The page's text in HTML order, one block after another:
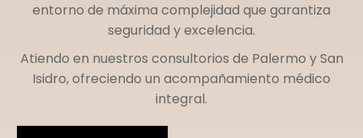
entorno de máxima complejidad que garantiza
seguridad y excelencia.
Atiendo en nuestros consultorios de Palermo ySan
Isidro, ofreciendo un acompañamiento médico
integral.